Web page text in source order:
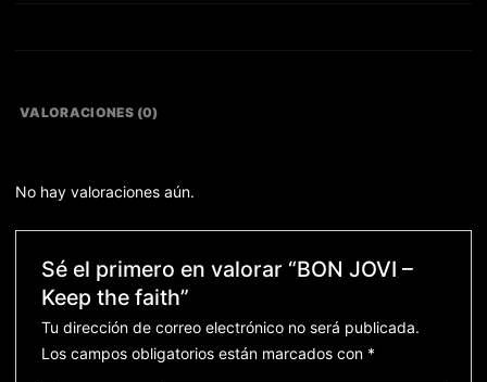
VALORACIONES (0)
No hay valoraciones aún.
Sé el primero en valorar “BON JOVI –
Keep the faith”
Tu dirección de correo electrónico no será publicada.
Los campos obligatorios están marcados con *